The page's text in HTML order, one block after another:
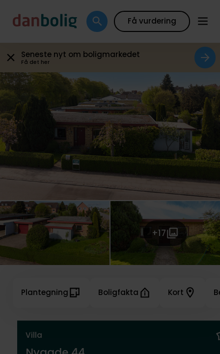
Få vurdering
Seneste nyt om boligmarkedet
Få det her
+17
Villa
Plantegning Boligfakta Kort
Plantegning Boligfakta Kort Beregn boliglån